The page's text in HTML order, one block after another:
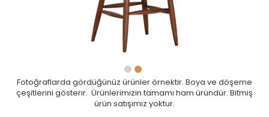
Fotoğraflarda gördüğünüz ürünler örnektir. Boya ve döşeme
çeşitlerini gösterir. Ürünlerimizin tamamı ham üründür. Bitmiş
ürün satışımız yoktur.